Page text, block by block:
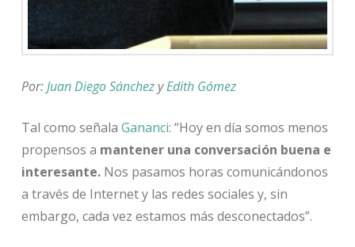
Por:Juan Diego Sánchez yEdith Gómez
Tal como señala Gananci: “Hoy en día somos menos
propensos a mantener una conversación buena e
interesante.Nos pasamos horas comunicándonos
a través de Internet y las redes sociales y, sin
embargo, cada vez estamos más desconectados”.